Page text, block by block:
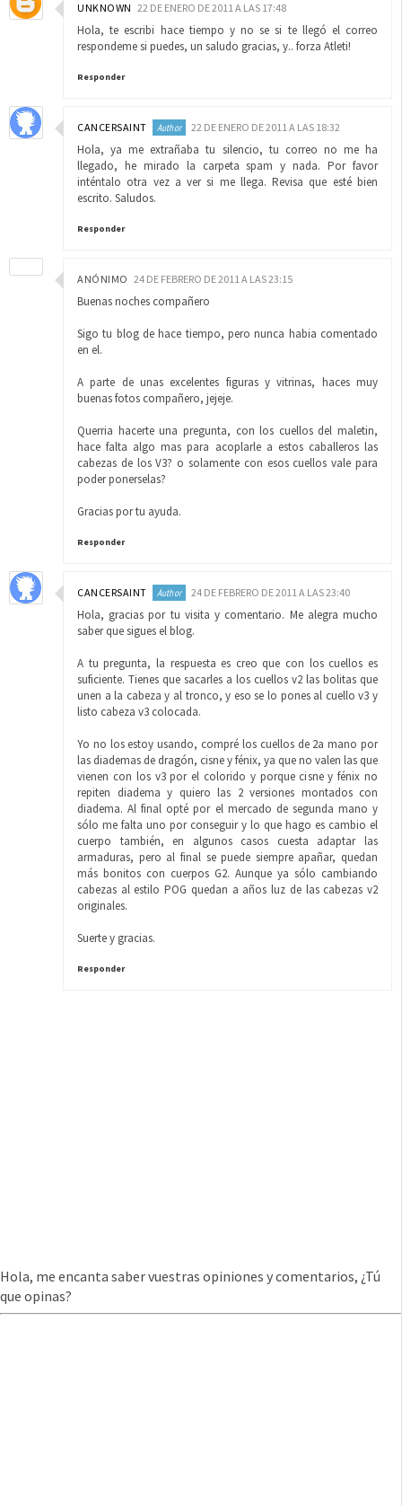
UNKNOWN 22 DE ENERO DE 2011 A LAS 17:48
Hola, te escribi hace tiempo y no se si te llegó el correo
respondeme si puedes, un saludo gracias, y.. forza Atleti!
Responder
CANCERSAINT 22 DE ENERO DE 2011 A LAS 18:32
Hola, ya me extrañaba tu silencio, tu correo no me ha
llegado, he mirado la carpeta spam y nada. Por favor
inténtalo otra vez a ver si me llega. Revisa que esté bien
escrito. Saludos.
Responder
ANÓNIMO 24 DE FEBRERO DE 2011 A LAS 23:15
Buenas noches compañero
Sigo tu blog de hace tiempo, pero nunca habia comentado
en el.
A parte de unas excelentes figuras y vitrinas, haces muy
buenas fotos compañero, jejeje.
Querria hacerte una pregunta, con los cuellos del maletin,
hace falta algo mas para acoplarle a estos caballeros las
cabezas de los V3? o solamente con esos cuellos vale para
poder ponerselas?
Gracias por tu ayuda.
Responder
CANCERSAINT 24 DE FEBRERO DE 2011 A LAS 23:40
Hola, gracias por tu visita y comentario. Me alegra mucho
saber que sigues el blog.
A tu pregunta, la respuesta es creo que con los cuellos es
suficiente. Tienes que sacarles a los cuellos v2 las bolitas que
unen a la cabeza y al tronco, y eso se lo pones al cuello v3 y
listo cabeza v3 colocada.
Yo no los estoy usando, compré los cuellos de 2a mano por
las diademas de dragón, cisne y fénix, ya que no valen las que
vienen con los v3 por el colorido y porque cisne y fénix no
repiten diadema y quiero las 2 versiones montados con
diadema. Al final opté por el mercado de segunda mano y
sólo me falta uno por conseguir y lo que hago es cambio el
cuerpo también, en algunos casos cuesta adaptar las
armaduras, pero al final se puede siempre apañar, quedan
más bonitos con cuerpos G2. Aunque ya sólo cambiando
cabezas al estilo POG quedan a años luz de las cabezas v2
originales.
Suerte y gracias.
Responder
Hola, me encanta saber vuestras opiniones y comentarios, ¿Tú
que opinas?